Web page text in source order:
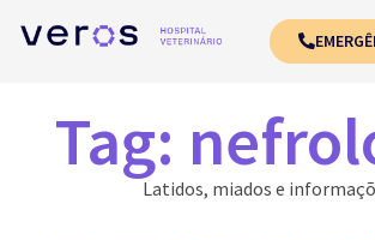
Tag:
Latidos, miados e